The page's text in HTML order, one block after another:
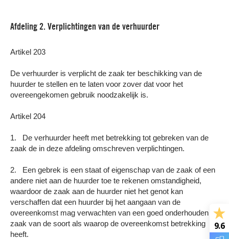
Afdeling 2. Verplichtingen van de verhuurder
Artikel 203
De verhuurder is verplicht de zaak ter beschikking van de
huurder te stellen en te laten voor zover dat voor het
overeengekomen gebruik noodzakelijk is.
Artikel 204
1. De verhuurder heeft met betrekking tot gebreken van de
zaak de in deze afdeling omschreven verplichtingen.
2. Een gebrek is een staat of eigenschap van de zaak of een
andere niet aan de huurder toe te rekenen omstandigheid,
waardoor de zaak aan de huurder niet het genot kan
verschaffen dat een huurder bij het aangaan van de
overeenkomst mag verwachten van een goed onderhouden
zaak van de soort als waarop de overeenkomst betrekking
heeft.
9.6